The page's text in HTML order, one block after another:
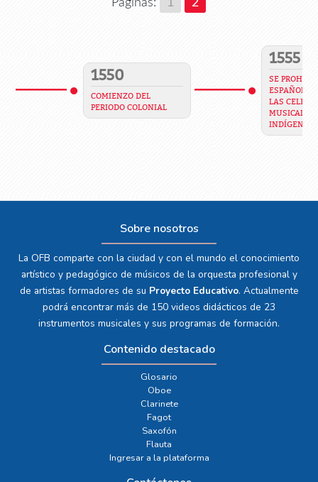
1550
COMIENZO DEL
PERIODO COLONIAL
1555
SE PROHIBE
LAS
MUSICALES
INDÍGENAS
Sobre nosotros
La OFB comparte con la ciudad y con el mundo el conocimiento
artístico y pedagógico de músicos de la orquesta profesional y
de artistas formadores de su Proyecto Educativo. Actualmente
podrá encontrar más de 150 videos didácticos de 23
instrumentos musicales y sus programas de formación.
Contenido destacado
Glosario
Oboe
Clarinete
Fagot
Saxofón
Flauta
Ingresar a la plataforma